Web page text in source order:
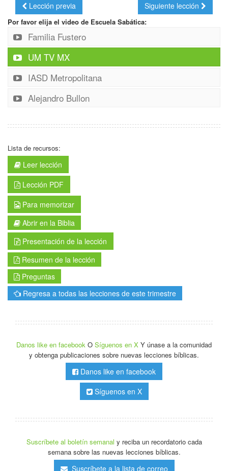
Lección previa Siguiente lección
Por favor elija el video de Escuela Sabática:
Familia Fustero
UM TV MX
IASD Metropolitana
Alejandro Bullon
Lista de recursos:
Leer lección
Lección PDF
Para memorizar
Abrir en la Biblia
Presentación de la lección
Resumen de la lección
Preguntas
Regresa a todas las lecciones de este trimestre
Danos like en facebook O Síguenos en X Y únase a la comunidad
y obtenga publicaciones sobre nuevas lecciones bíblicas.
Danos like en facebook
Síguenos en X
Suscríbete al boletín semanal y reciba un recordatorio cada
semana sobre las nuevas lecciones bíblicas.
Suscríbete a la lista de correo